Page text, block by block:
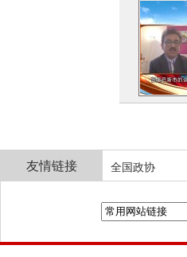
友情链接 全国政协